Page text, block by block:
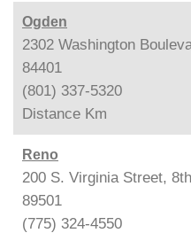
Ogden
2302 Washington
84401
(801) 337-5320
Distance Km
Reno
200 S. Virginia Street,
89501
(775) 324-4550